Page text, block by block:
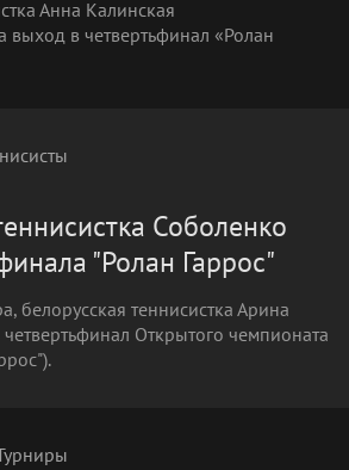
Анна Калинская
выход в четвертьфинал «Ролан
Соболенко
"Ролан Гаррос"
белорусская теннисистка Арина
Открытого чемпионата